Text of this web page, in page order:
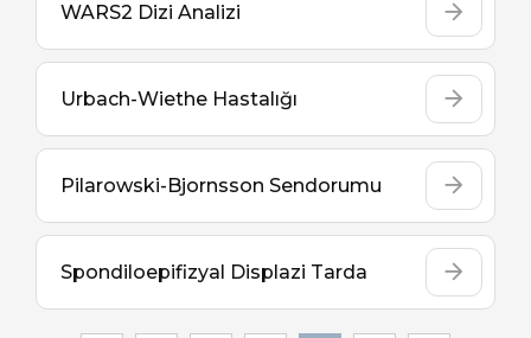
WARS2 Dizi Analizi
Urbach-Wiethe Hastalığı
Pilarowski-Bjornsson Sendorumu
Spondiloepifizyal Displazi Tarda